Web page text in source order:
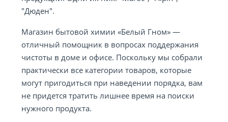
"Дюден".
Магазин бытовой химии «Белый Гном» —
отличный помощник в вопросах поддержания
чистоты в доме и офисе. Поскольку мы собрали
практически все категории товаров, которые
могут пригодиться при наведении порядка, вам
не придется тратить лишнее время на поиски
нужного продукта.